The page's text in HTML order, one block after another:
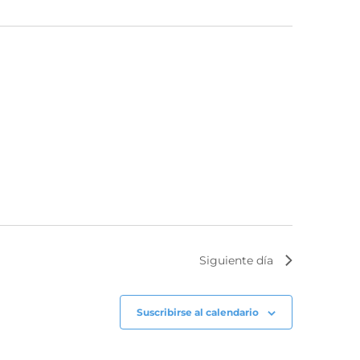
Siguiente día
Suscribirse al calendario